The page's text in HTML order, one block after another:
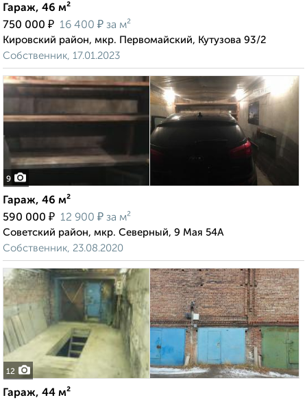
Гараж, 46 м²
750 000 ₽ 16 400 ₽ за м²
Кировский район, мкр. Первомайский, Кутузова 93/2
Собственник, 17.01.2023
9
Гараж, 46 м²
590 000 ₽ 12 900 ₽ за м²
Советский район, мкр. Северный, 9 Мая 54А
Собственник, 23.08.2020
12
Гараж, 44 м²